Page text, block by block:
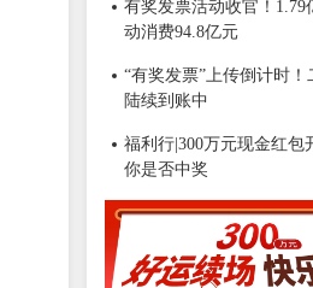
有奖发票活动收官！1.79
动消费94.8亿元
“有奖发票”上传倒计时！
陆续到账中
福利行|300万元现金红包
你是否中奖